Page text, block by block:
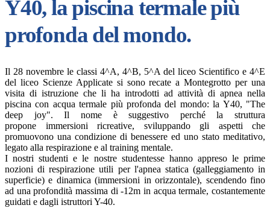
Y40, la piscina termale più
profonda del mondo.
Il 28 novembre le classi 4^A, 4^B, 5^A del liceo Scientifico e 4^E
del liceo Scienze Applicate si sono recate a Montegrotto per una
visita di istruzione che li ha introdotti ad attività di apnea nella
piscina con acqua termale più profonda del mondo: la Y40, "The
deep joy". Il nome è suggestivo perché la struttura
propone immersioni ricreative, sviluppando gli aspetti che
promuovono una condizione di benessere ed uno stato meditativo,
legato alla respirazione e al training mentale.
I nostri studenti e le nostre studentesse hanno appreso le prime
nozioni di respirazione utili per l'apnea statica (galleggiamento in
superficie) e dinamica (immersioni in orizzontale), scendendo fino
ad una profondità massima di -12m in acqua termale, costantemente
guidati e dagli istruttori Y-40.